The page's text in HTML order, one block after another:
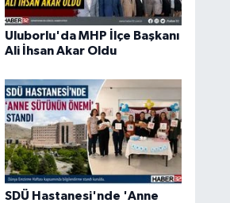
Uluborlu'da MHP İlçe Başkanı
Ali İhsan Akar Oldu
SDÜ Hastanesi'nde 'Anne